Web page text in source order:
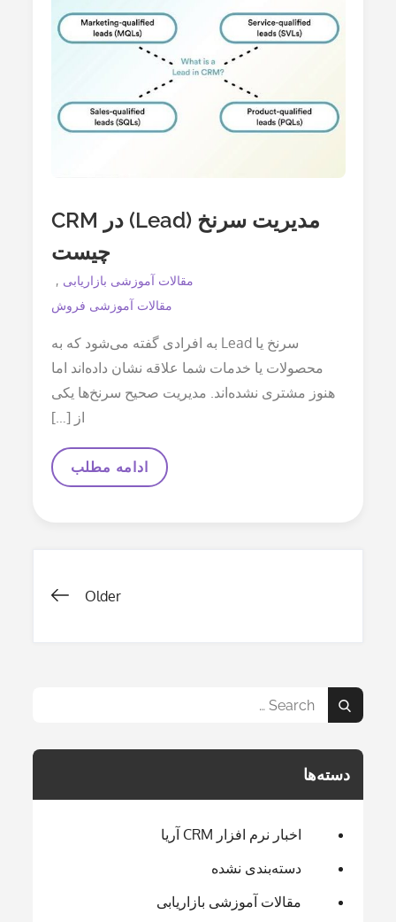
مدیریت سرنخ (Lead) در CRM
چیست
مقالات آموزشی بازاریابی
مقالات آموزشی فروش
سرنخ یا Lead به افرادی گفته می‌شود که به
محصولات یا خدمات شما علاقه نشان داده‌اند اما
هنوز مشتری نشده‌اند. مدیریت صحیح سرنخ‌ها یکی
از […]
مدیریت
سرنخ
ادامه مطلب
Older
Search
for:
Search
دسته‌ها
اخبار نرم افزار CRM آریا
دسته‌بندی نشده
مقالات آموزشی بازاریابی